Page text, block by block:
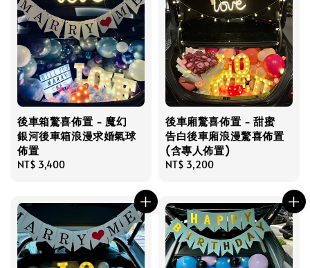
後車箱驚喜佈置 - 魔幻
銀河後車箱浪漫求婚氣球
佈置
Regular
NT$ 3,400
後車廂驚喜佈置 - 甜蜜
告白後車廂浪漫驚喜佈置
(含專人佈置)
Regular
NT$ 3,200